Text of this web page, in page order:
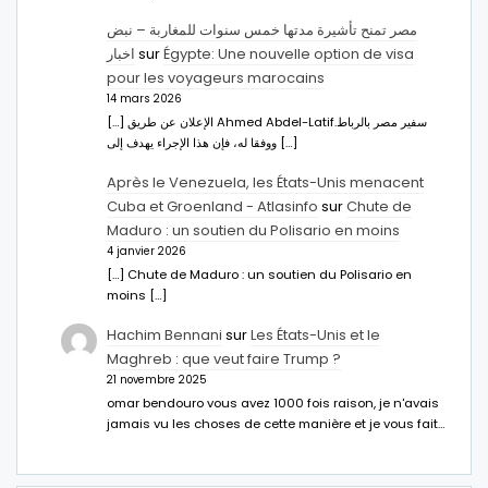
مصر تمنح تأشيرة مدتها خمس سنوات للمغاربة – نبض
اخبار surÉgypte: Une nouvelle option de visa
pour les voyageurs marocains
14 mars 2026
[…] الإعلان عن طريق Ahmed Abdel-Latifسفير مصر بالرباط.
ووفقا له، فإن هذا الإجراء يهدف إلى […]
Après le Venezuela, les États-Unis menacent
Cuba et Groenland - Atlasinfo surChute de
Maduro : un soutien du Polisario en moins
4 janvier 2026
[…] Chute de Maduro : un soutien du Polisario en
moins […]
Hachim Bennani surLes États-Unis et le
Maghreb : que veut faire Trump ?
21 novembre 2025
omar bendouro vous avez 1000 fois raison, je n'avais
jamais vu les choses de cette manière et je vous fait…